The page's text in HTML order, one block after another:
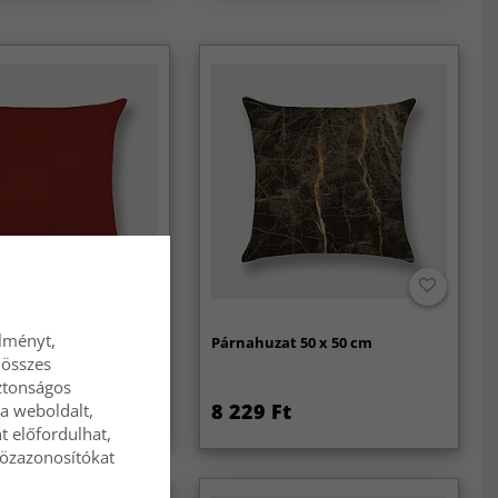
x 50 cm
8 229 Ft
Párnahuzat 50 x 50 cm
8 229 Ft
weboldalt,
előfordulhat,